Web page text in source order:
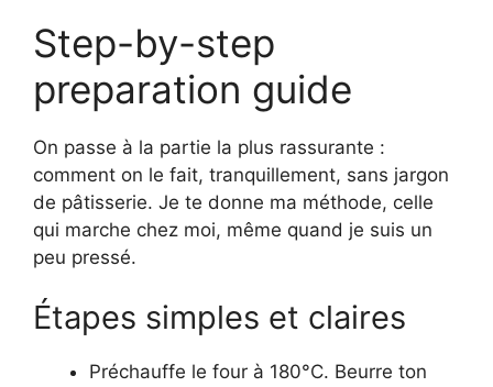
Step-by-step
preparation guide
On passe à la partie la plus rassurante :
comment on le fait, tranquillement, sans jargon
de pâtisserie. Je te donne ma méthode, celle
qui marche chez moi, même quand je suis un
peu pressé.
Étapes simples et claires
Préchauffe le four à 180°C. Beurre ton